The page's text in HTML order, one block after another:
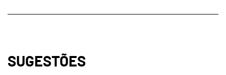
SUGESTÕES